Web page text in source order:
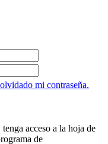
mi contraseña.
acceso a la hoja de
de